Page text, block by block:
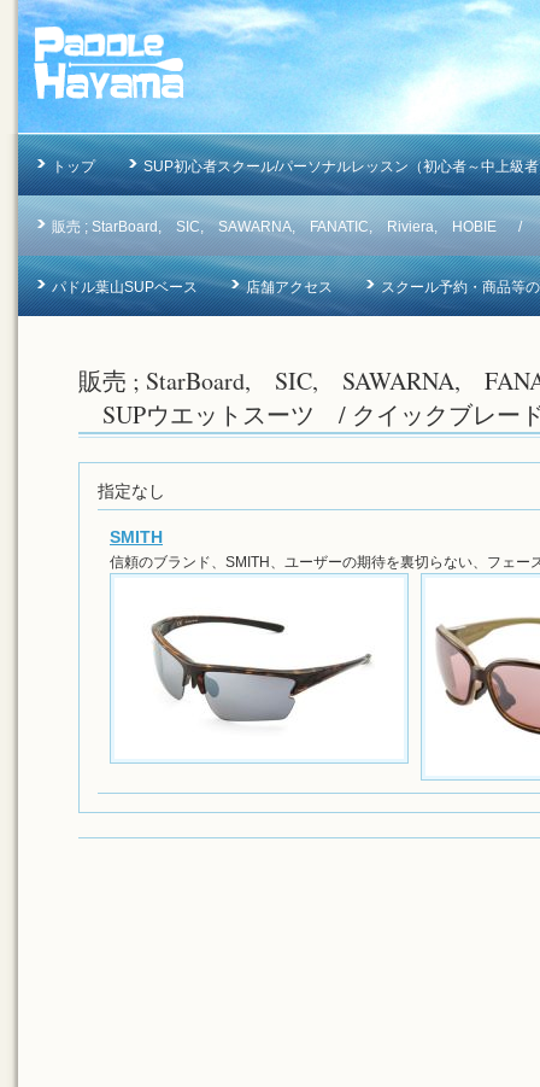
トップ SUP初心者スクール/パーソナルレッスン（初心者～中上級
販売 ; StarBoard, SIC, SAWARNA, FANATIC, Riviera, HOBIE /
パドル葉山SUPベース 店舗アクセス スクール予約・商品
販売 ; StarBoard, SIC, SAWARNA,
SUPウエットスーツ / クイックブレー
指定なし
SMITH
信頼のブランド、SMITH、ユーザーの期待を裏切らない、フェー